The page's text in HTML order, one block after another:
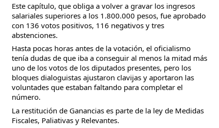
Este capítulo, que obliga a volver a gravar los ingresos
salariales superiores a los 1.800.000 pesos, fue aprobado
con 136 votos positivos, 116 negativos y tres
abstenciones.
Hasta pocas horas antes de la votación, el oficialismo
tenía dudas de que iba a conseguir al menos la mitad más
uno de los votos de los diputados presentes, pero los
bloques dialoguistas ajustaron clavijas y aportaron las
voluntades que estaban faltando para completar el
número.
La restitución de Ganancias es parte de la ley de Medidas
Fiscales, Paliativas y Relevantes.